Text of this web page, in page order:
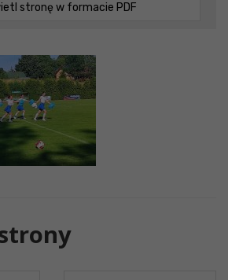
stronę w formacie PDF